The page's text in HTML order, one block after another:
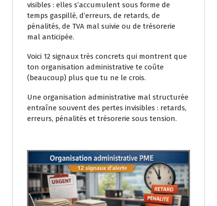
visibles : elles s’accumulent sous forme de
temps gaspillé, d’erreurs, de retards, de
pénalités, de TVA mal suivie ou de trésorerie
mal anticipée.
Voici 12 signaux très concrets qui montrent que
ton organisation administrative te coûte
(beaucoup) plus que tu ne le crois.
Une organisation administrative mal structurée
entraîne souvent des pertes invisibles : retards,
erreurs, pénalités et trésorerie sous tension.